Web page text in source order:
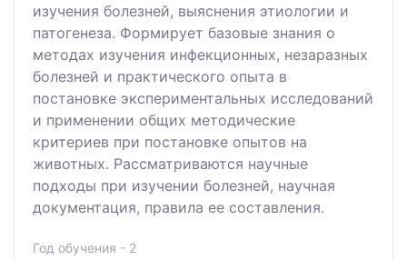
изучения болезней, выяснения этиологии и
патогенеза. Формирует базовые знания о
методах изучения инфекционных, незаразных
болезней и практического опыта в
постановке экспериментальных исследований
и применении общих методические
критериев при постановке опытов на
животных. Рассматриваются научные
подходы при изучении болезней, научная
документация, правила ее составления.
Год обучения - 2